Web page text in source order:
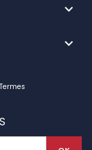


Termes